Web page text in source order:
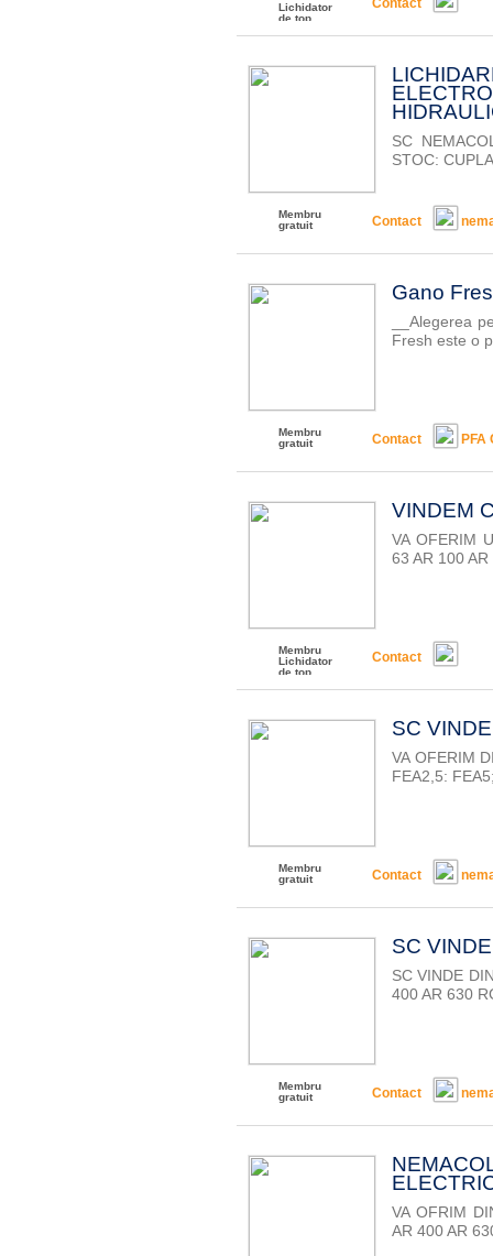
Lichidator
de top
Contact
SC
STOC:
Membru
gratuit
Contact
Gano
__Alegerea
Fresh este o
Membru
gratuit
Contact PFA
VINDEM
VA OFERIM
63 AR 100
Membru
Lichidator
de top
Contact
SC
VA OFERIM
FEA2,5:
Membru
gratuit
Contact
SC
SC VINDE
400 AR 630
Membru
gratuit
Contact
VA OFRIM
AR 400 AR